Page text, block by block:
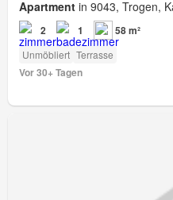
Apartment in 9043, Trogen,
2 1 58 m²
Unmöbliert Terrasse
Vor 30+ Tagen